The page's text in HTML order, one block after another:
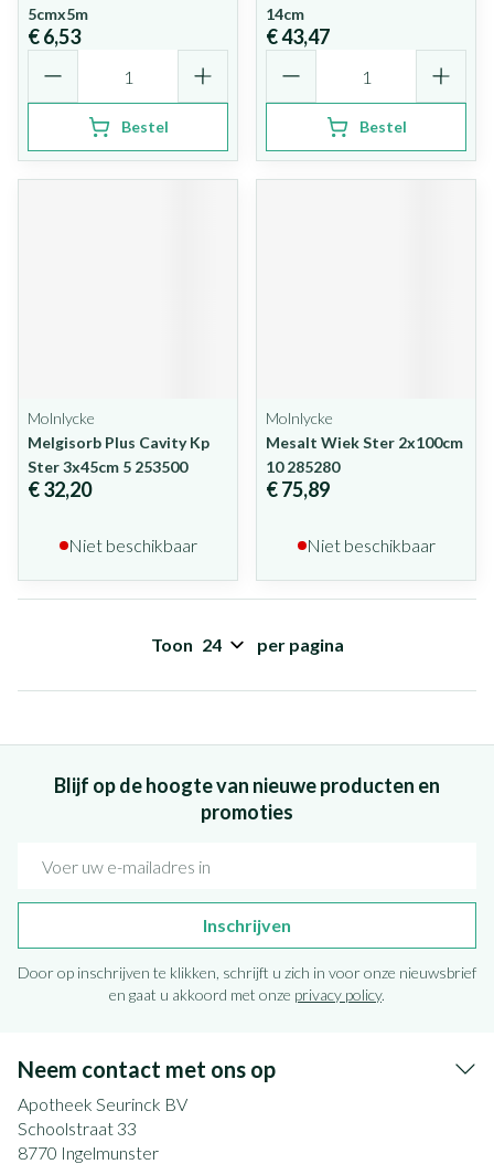
5cmx5m
€ 6,53
Bestel
14cm
€ 43,47
Bestel
Molnlycke
Melgisorb Plus Cavity Kp
Ster 3x45cm 5 253500
€ 32,20
Niet beschikbaar
Molnlycke
Mesalt Wiek Ster 2x100cm
10 285280
€ 75,89
Niet beschikbaar
Toon per pagina
Blijf op de hoogte van nieuwe producten en
promoties
Inschrijven
Door op inschrijven te klikken, schrijft u zich in voor onze nieuwsbrief
en gaat u akkoord met onze privacy policy.
Neem contact met ons op
Apotheek Seurinck BV
Schoolstraat 33
8770 Ingelmunster